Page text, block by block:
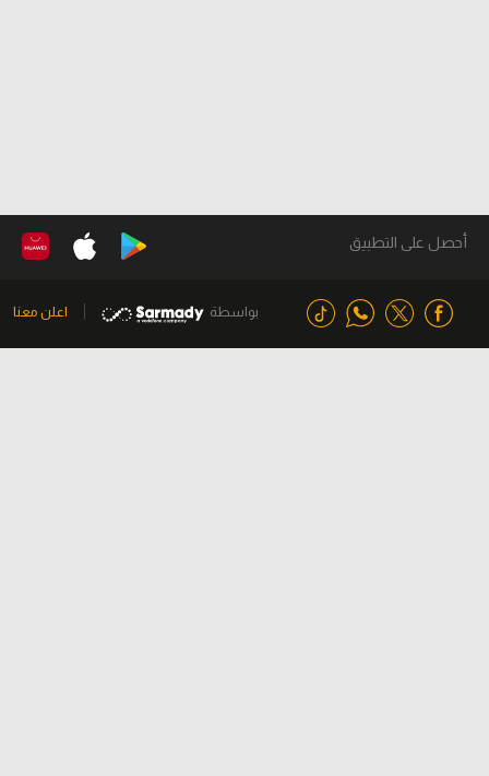
أحصل على التطبيق
بواسطة اعلن معنا